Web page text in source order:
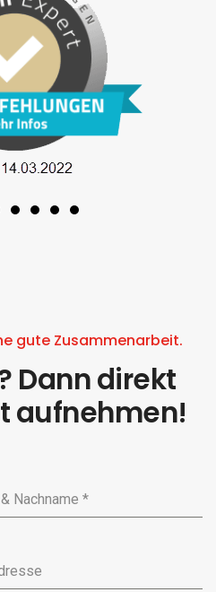
gute Zusammenarbeit.
Dann direkt
aufnehmen!
Nachname *